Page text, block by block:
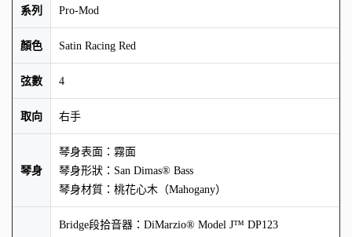
系列 Pro-Mod
顏色 Satin Racing Red
弦數 4
取向 右手
琴身
琴身表面：霧面
琴身形狀：San Dimas® Bass
琴身材質：桃花心木（Mahogany）
Bridge段拾音器：DiMarzio® Model J™ DP123